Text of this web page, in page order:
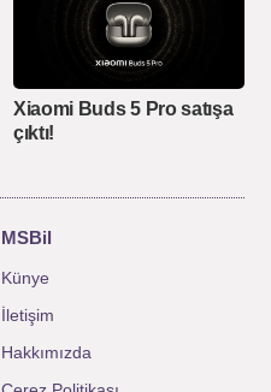
Xiaomi Buds 5 Pro satışa
çıktı!
MSBil
Künye
İletişim
Hakkımızda